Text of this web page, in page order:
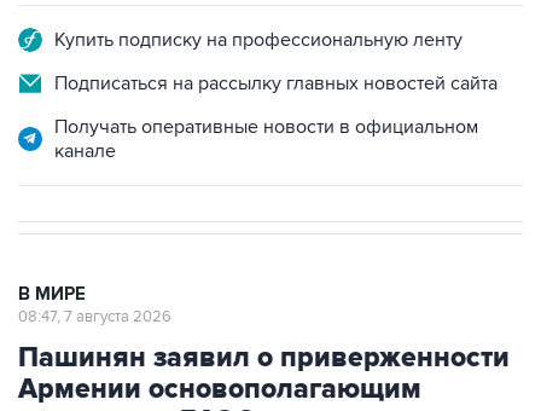
Купить подписку на профессиональную ленту
Подписаться на рассылку главных новостей сайта
Получать оперативные новости в официальном
канале
В МИРЕ
08:47, 7 августа 2026
Пашинян заявил о приверженности
Армении основополагающим